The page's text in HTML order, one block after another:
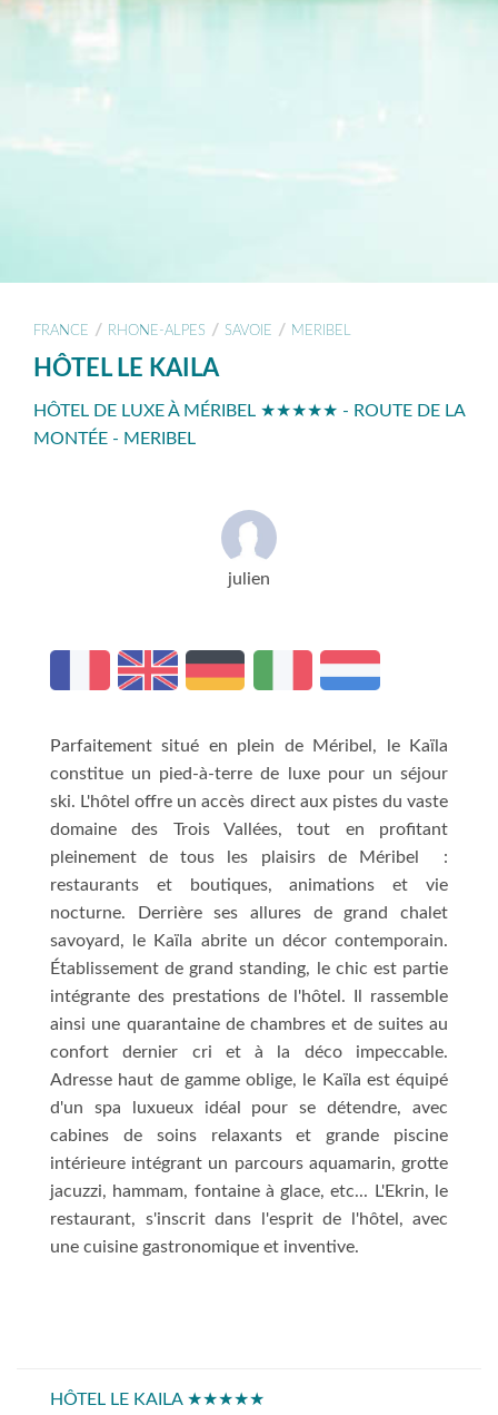
FRANCE / RHONE-ALPES / SAVOIE / MERIBEL
HÔTEL LE KAILA
HÔTEL DE LUXE À MÉRIBEL ★★★★★ - ROUTE DE LA
MONTÉE - MERIBEL
julien
Parfaitement situé en plein de Méribel, le Kaïla
constitue un pied-à-terre de luxe pour un séjour
ski. L'hôtel offre un accès direct aux pistes du vaste
domaine des Trois Vallées, tout en profitant
pleinement de tous les plaisirs de Méribel :
restaurants et boutiques, animations et vie
nocturne. Derrière ses allures de grand chalet
savoyard, le Kaïla abrite un décor contemporain.
Établissement de grand standing, le chic est partie
intégrante des prestations de l'hôtel. Il rassemble
ainsi une quarantaine de chambres et de suites au
confort dernier cri et à la déco impeccable.
Adresse haut de gamme oblige, le Kaïla est équipé
d'un spa luxueux idéal pour se détendre, avec
cabines de soins relaxants et grande piscine
intérieure intégrant un parcours aquamarin, grotte
jacuzzi, hammam, fontaine à glace, etc... L'Ekrin, le
restaurant, s'inscrit dans l'esprit de l'hôtel, avec
une cuisine gastronomique et inventive.
HÔTEL LE KAILA ★★★★★